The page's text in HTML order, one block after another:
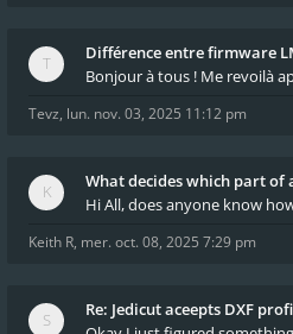
Différence entre firmware
Bonjour à tous ! Me revoilà
Tevz, lun. nov. 03, 2025 11:12 pm
What decides which part
Hi All, does anyone know
Keith R, mer. oct. 08, 2025 7:29 pm
Re: Jedicut aceepts DXF